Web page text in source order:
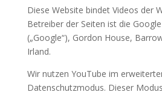
Diese Website bindet Videos der
Betreiber der Seiten ist die
(„Google“), Gordon House,
Irland.
Wir nutzen YouTube im
Datenschutzmodus. Dieser